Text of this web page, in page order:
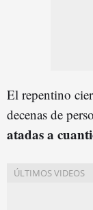
El repentino
decenas de
atadasa